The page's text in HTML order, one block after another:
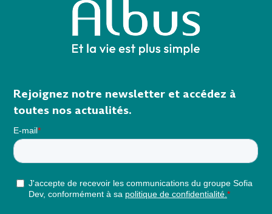
Rejoignez notre newsletter et accédez à
toutes nos actualités.